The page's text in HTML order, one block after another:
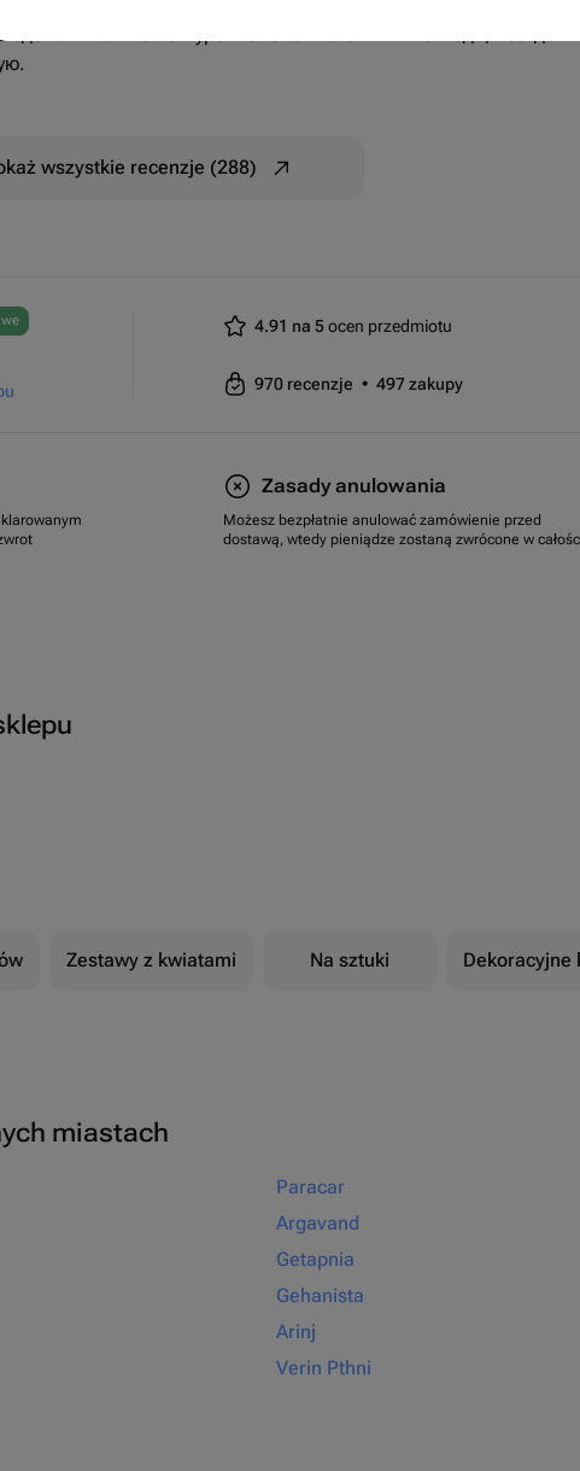
на высшем уровне. Очень отзывчивые люди, всегда
wszystkie recenzje (288)
4.91 na 5ocen przedmiotu
970 recenzje • 497zakupy
Zasady anulowania
Możesz bezpłatnie anulować zamówienie przed
dostawą, wtedy pieniądze zostaną zwrócone w
Zestawy z kwiatami Na sztuki Dekoracyjne
miastach
Paracar
Argavand
Getapnia
Gehanista
Arinj
Verin Pthni